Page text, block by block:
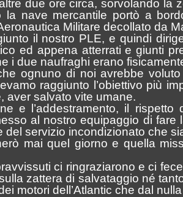
due ore circa, sorvolando la
la nave mercantile portò a
Militare decollato da
il nostro PLE, e quindi
ed appena atterrati e giunti
i due naufraghi erano
ognuno di noi avrebbe
raggiunto l’obiettivo più
aver salvato vite umane.
e l’addestramento, il
al nostro equipaggio di
del servizio incondizionato che
mai quel giorno e quella
ci ringraziarono e ci
zattera di salvataggio né
motori dell’Atlantic che dal